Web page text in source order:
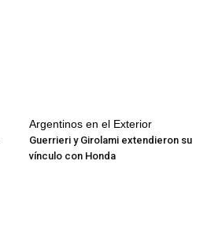
Argentinos en el Exterior
Guerrieri y Girolami extendieron su
vínculo con Honda